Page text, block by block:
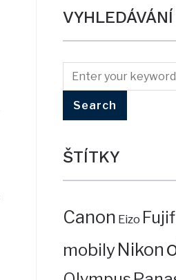
VYHLEDÁVÁNÍ
ŠTÍTKY
Canon Eizo
mobilyNikon